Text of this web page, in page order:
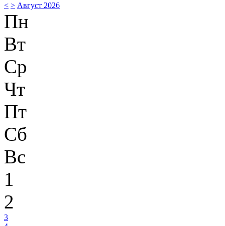
< > Август 2026
Пн
Вт
Ср
Чт
Пт
Сб
Вс
1
2
3